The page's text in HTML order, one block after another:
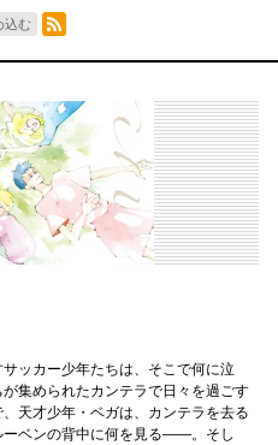
込む
RSSフィード
ッカー少年たちは、そこで何に泣
集められたカンテラで日々を過ごす
天才少年・ベガは、カンテラを去る
ーベンの背中に何を見る――。そし